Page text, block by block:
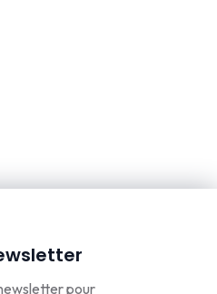
pour